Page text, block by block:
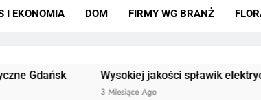
I EKONOMIA DOM FIRMY WG BRANŻ
Wysokiej jakości spławik elektryczny
3 Miesiące Ago